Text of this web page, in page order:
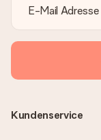
Kundenservice